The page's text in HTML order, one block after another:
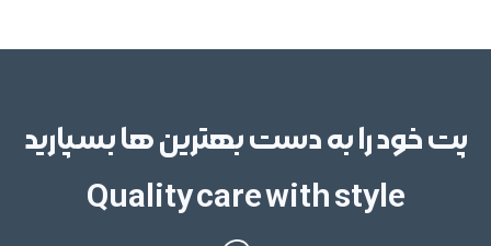
پت خود را به دست بهترین ها بسپارید
Quality care with style